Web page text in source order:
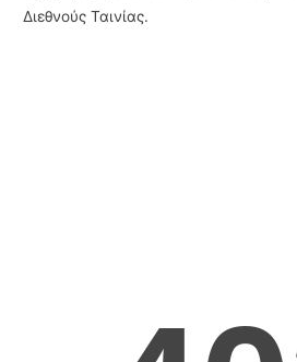
Διεθνούς Ταινίας.